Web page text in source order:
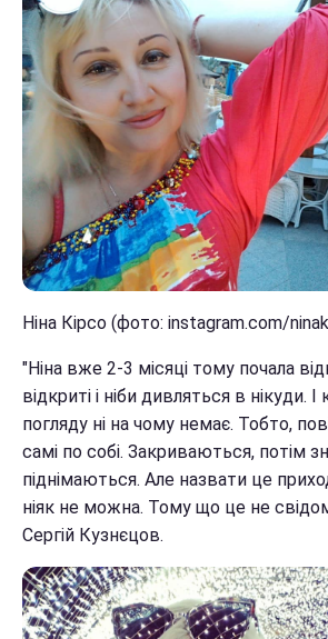
Ніна Кірсо (фото: instagram.com/
"Ніна вже 2-3 місяці тому почала
відкриті і ніби дивляться в нікуди. І
погляду ні на чому немає. Тобто,
самі по собі. Закриваються, потім
піднімаються. Але назвати це
ніяк не можна. Тому що це не
Сергій Кузнєцов.